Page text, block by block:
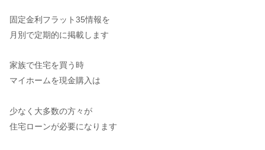
固定金利フラット35情報を
月別で定期的に掲載します
家族で住宅を買う時
マイホームを現金購入は
少なく大多数の方々が
住宅ローンが必要になります